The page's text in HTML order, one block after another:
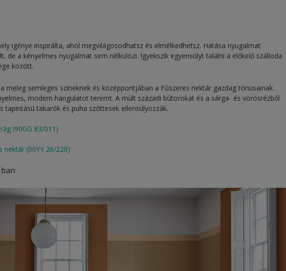
igénye inspirálta, ahol megvilágosodhatsz és elmélkedhetsz. Hatása nyugalmat
de a kényelmes nyugalmat sem nélkülözi. Igyekszik egyensúlyt találni a előkelő szálloda
között.
meleg semleges színeknek és középpontjában a Fűszeres nektár gazdag tónusainak
modern hangulatot teremt. A múlt századi bútorokat és a sárga- és vörösrézből
tapintású takarók és puha szőttesek ellensúlyozzák.
(90GG 83/011)
nektár (00YY 26/220)